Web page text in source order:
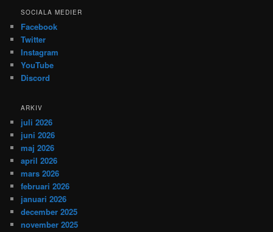
SOCIALA MEDIER
Facebook
Twitter
Instagram
YouTube
Discord
ARKIV
juli 2026
juni 2026
maj 2026
april 2026
mars 2026
februari 2026
januari 2026
december 2025
november 2025